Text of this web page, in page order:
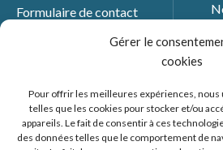
Gérer le
cookies
Pour offrir les meilleures expériences, nous
telles que les cookies pour stocker et/ou
appareils. Le fait de consentir à ces
des données telles que le comportement de
Formulaire de contact